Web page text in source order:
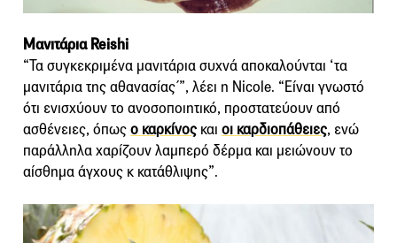
Μανιτάρια Reishi
“Τα συγκεκριμένα μανιτάρια συχνά αποκαλούνται ‘τα
μανιτάρια της αθανασίας΄”, λέει η Nicole. “Είναι γνωστό
ότι ενισχύουν το ανοσοποιητικό, προστατεύουν από
ασθένειες, όπωςο καρκίνος και οι καρδιοπάθειες, ενώ
παράλληλα χαρίζουν λαμπερό δέρμα και μειώνουν το
αίσθημα άγχους κ κατάθλιψης”.